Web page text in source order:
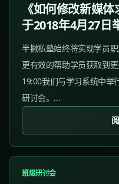
《如何修改新媒
于2018年4月27日
半撇私塾始终将实现学员
更有效的帮助学员获取到
19:00我们与学习系统中举
研讨会。...
班级研讨会